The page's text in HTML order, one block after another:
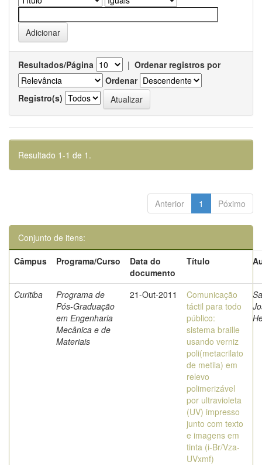
Resultados/Página | Ordenar registros por
Ordenar
Registro(s)
Resultado 1-1 de 1.
Anterior 1 Póximo
Conjunto de itens:
Câmpus
Programa/Curso
Data do
documento
Título
Curitiba
Programa de
Pós-Graduação
em Engenharia
Mecânica e de
Materiais
21-Out-2011
Comunicação
táctil para todo
público:
sistema braille
usando verniz
poli(metacrilato
de metila) em
relevo
polimerizável
por ultravioleta
(UV) impresso
junto com texto
e imagens em
tinta (i-Br/Vza-
UVxmf)